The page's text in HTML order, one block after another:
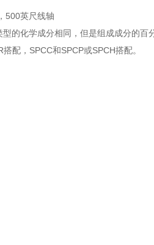
500英尺线轴
的化学成分相同，但是组成成分的
配，SPCC和SPCP或SPCH搭配。